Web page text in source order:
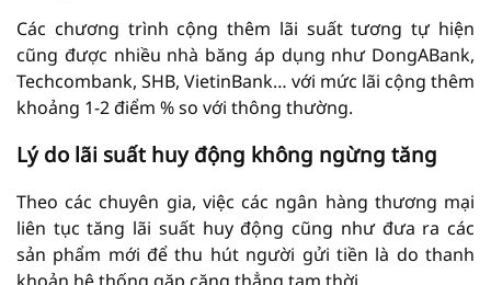
Các chương trình cộng thêm lãi suất tương tự hiện
cũng được nhiều nhà băng áp dụng như DongABank,
Techcombank, SHB, VietinBank… với mức lãi cộng thêm
khoảng 1-2 điểm % so với thông thường.
Lý do lãi suất huy động không ngừng tăng
Theo các chuyên gia, việc các ngân hàng thương mại
liên tục tăng lãi suất huy động cũng như đưa ra các
sản phẩm mới để thu hút người gửi tiền là do thanh